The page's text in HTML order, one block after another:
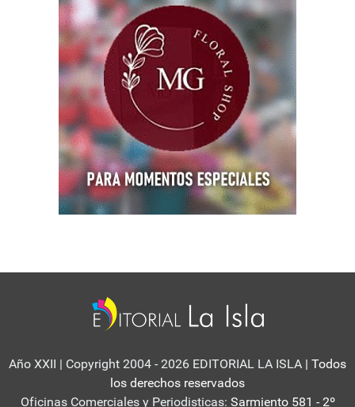
Año XXII | Copyright 2004 - 2026 EDITORIAL LA ISLA | Todos
los derechos reservados
Oficinas Comerciales y Periodisticas: Sarmiento 581 - 2º